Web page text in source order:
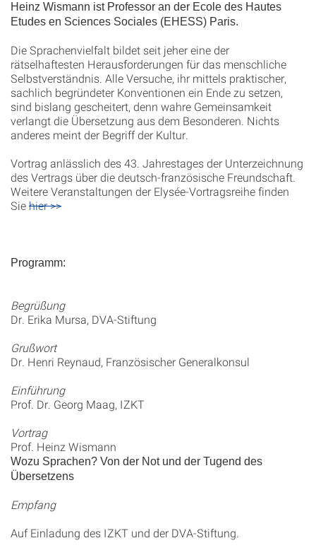
Heinz Wismann ist Professor an der Ecole des Hautes
Etudes en Sciences Sociales (EHESS) Paris.
Die Sprachenvielfalt bildet seit jeher eine der
rätselhaftesten Herausforderungen für das menschliche
Selbstverständnis. Alle Versuche, ihr mittels praktischer,
sachlich begründeter Konventionen ein Ende zu setzen,
sind bislang gescheitert, denn wahre Gemeinsamkeit
verlangt die Übersetzung aus dem Besonderen. Nichts
anderes meint der Begriff der Kultur.
Vortrag anlässlich des 43. Jahrestages der Unterzeichnung
des Vertrags über die deutsch-französische Freundschaft.
Weitere Veranstaltungen der Elysée-Vortragsreihe finden
Siehier >>
Programm:
Begrüßung
Dr. Erika Mursa, DVA-Stiftung
Grußwort
Dr. Henri Reynaud, Französischer Generalkonsul
Einführung
Prof. Dr. Georg Maag, IZKT
Vortrag
Prof. Heinz Wismann
Wozu Sprachen? Von der Not und der Tugend des
Übersetzens
Empfang
Auf Einladung des IZKT und der DVA-Stiftung.